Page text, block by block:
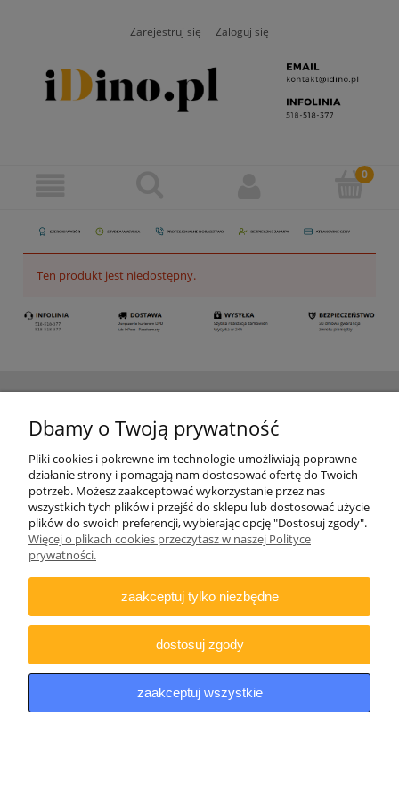
Zarejestruj się Zaloguj się
Ten produkt jest niedostępny.
INFORMACJE
DODATKOWE
Copyright © 2021 iDino.pl. Wszelkie prawa zastrzeżone.
pokaż pełną wersję strony
Sklep internetowy Shoper.pl
Dbamy o Twoją prywatność
Pliki cookies i pokrewne im technologie umożliwiają poprawne
działanie strony i pomagają nam dostosować ofertę do Twoich
potrzeb. Możesz zaakceptować wykorzystanie przez nas
wszystkich tych plików i przejść do sklepu lub dostosować użycie
plików do swoich preferencji, wybierając opcję "Dostosuj zgody".
Więcej o plikach cookies przeczytasz w naszej Polityce
prywatności.
zaakceptuj tylko niezbędne
dostosuj zgody
zaakceptuj wszystkie